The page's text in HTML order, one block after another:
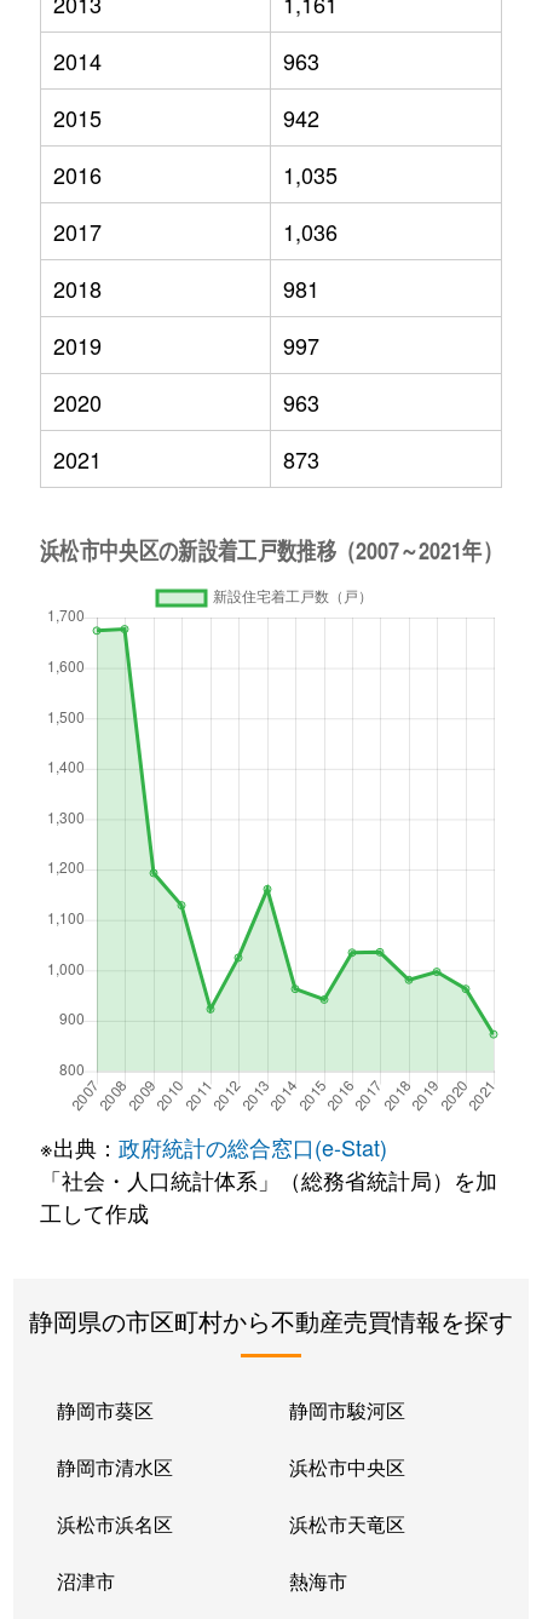
2014
963
2015
942
2016
1,035
2017
1,036
2018
981
2019
997
2020
963
2021
873
※出典： 政府統計の総合窓口(e-Stat)
「社会・人口統計体系」（総務省統計局）を加
工して作成
静岡県の市区町村から不動産売買情報を探す
静岡市葵区 静岡市駿河区
静岡市清水区 浜松市中央区
浜松市浜名区 浜松市天竜区
沼津市 熱海市